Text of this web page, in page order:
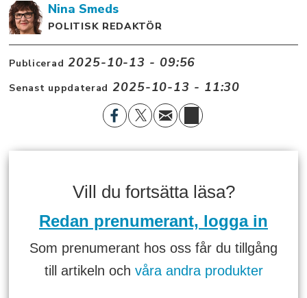
Nina Smeds
POLITISK REDAKTÖR
Publicerad 2025-10-13 - 09:56
Senast uppdaterad 2025-10-13 - 11:30
Vill du fortsätta läsa?
Redan prenumerant, logga in
Som prenumerant hos oss får du tillgång
till artikeln och våra andra produkter